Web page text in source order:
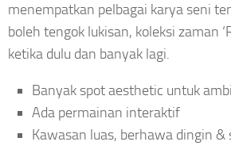
menempatkan pelbagai karya seni
boleh tengok lukisan, koleksi zaman
ketika dulu dan banyak lagi.
Banyak spot aesthetic untuk
Ada permainan interaktif
Kawasan luas, berhawa dingin